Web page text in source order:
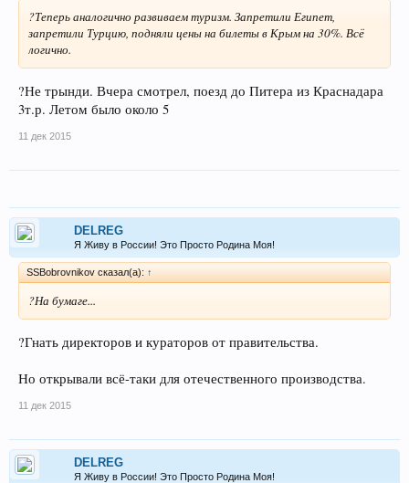
?Теперь аналогично развиваем туризм. Запретили Египет,
запретили Турцию, подняли цены на билеты в Крым на 30%. Всё
логично.
?Не трынди. Вчера смотрел, поезд до Питера из Краснадара
3т.р. Летом было около 5
11 дек 2015
DELREG
Я Живу в России! Это Просто Родина Моя!
SSBobrovnikov сказал(а): ↑
?На бумаге...
?Гнать директоров и кураторов от правительства.
Но открывали всё-таки для отечественного производства.
11 дек 2015
DELREG
Я Живу в России! Это Просто Родина Моя!